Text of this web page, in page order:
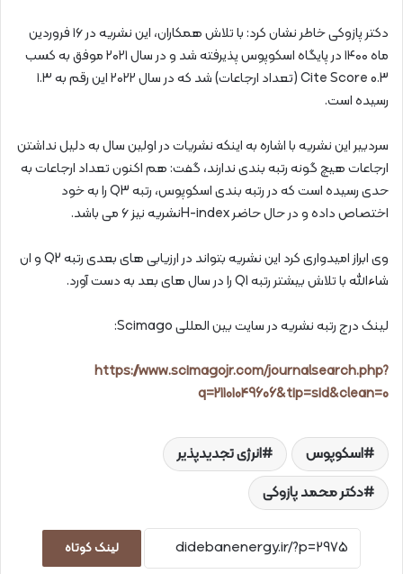
دکتر پازوکی خاطر نشان کرد: با تلاش همکاران، این نشریه در ۱۶ فروردین
ماه ۱۴۰۰ در پایگاه اسکوپوس پذیرفته شد و در سال ۲۰۲۱ موفق به کسب
Cite Score 0.3 (تعداد ارجاعات) شد که در سال ۲۰۲۲ این رقم به ۱.۳
رسیده است.
سردبیر این نشریه با اشاره به اینکه نشریات در اولین سال به دلیل نداشتن
ارجاعات هیچ گونه رتبه‌ بندی ندارند، گفت: هم اکنون تعداد ارجاعات به
حدی رسیده است که در رتبه‌ بندی اسکوپوس، رتبه Q3 را به خود
اختصاص داده و در حال حاضر H-indexنشریه نیز ۶ می‌ باشد.
وی ابراز امیدواری کرد این نشریه بتواند در ارزیابی‌ های بعدی رتبه Q2 و ان
شاءالله با تلاش بیشتر رتبه Q1 را در سال‌ های بعد به‌ دست آورد.
لینک درج رتبه نشریه در سایت بین‌ المللی Scimago:
https://www.scimagojr.com/journalsearch.php?
q=21101049606&tip=sid&clean=0
اسکوپوس
انرژی تجدیدپذیر
دکتر محمد پازوکی
لینک کوتاه